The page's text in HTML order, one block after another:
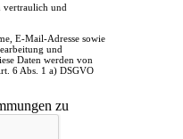
vertraulich und
E-Mail-Adresse sowie
und
Daten werden von
6 Abs. 1 a) DSGVO
zu